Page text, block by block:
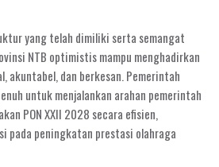
yang telah dimiliki serta semangat
NTB optimistis mampu menghadirkan
akuntabel, dan berkesan. Pemerintah
untuk menjalankan arahan pemerintah
PON XXII 2028 secara efisien,
pada peningkatan prestasi olahraga